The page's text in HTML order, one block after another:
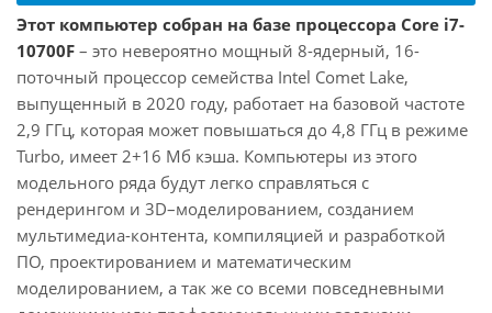
Этот компьютер собран на базе процессора Core i7-
10700F – это невероятно мощный 8-ядерный, 16-
поточный процессор семейства Intel Comet Lake,
выпущенный в 2020 году, работает на базовой частоте
2,9 ГГц, которая может повышаться до 4,8 ГГц в режиме
Turbo, имеет 2+16 Мб кэша. Компьютеры из этого
модельного ряда будут легко справляться с
рендерингом и 3D–моделированием, созданием
мультимедиа-контента, компиляцией и разработкой
ПО, проектированием и математическим
моделированием, а так же со всеми повседневными